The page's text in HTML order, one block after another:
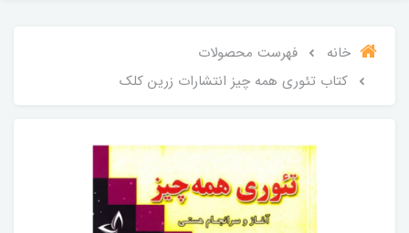
خانه
فهرست محصولات
کتاب تئوری همه چیز انتشارات زرین کلک